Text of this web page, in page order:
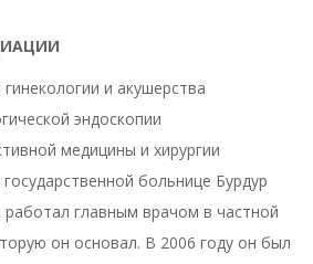
и акушерства
эндоскопии
медицины и хирургии
больнице Бурдур
работал главным врачом в частной
он основал. В 2006 году он был